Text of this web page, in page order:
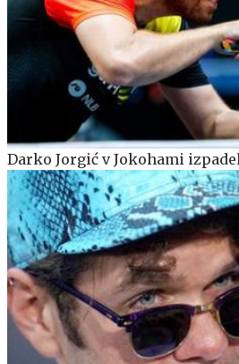
Darko Jorgić v Jokohami